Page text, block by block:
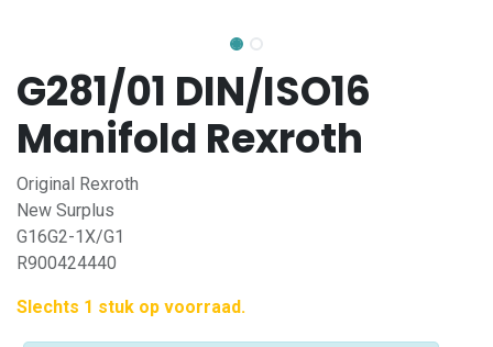
G281/01 DIN/ISO16
Manifold Rexroth
Original Rexroth
New Surplus
G16G2-1X/G1
R900424440
Slechts 1 stuk op voorraad.